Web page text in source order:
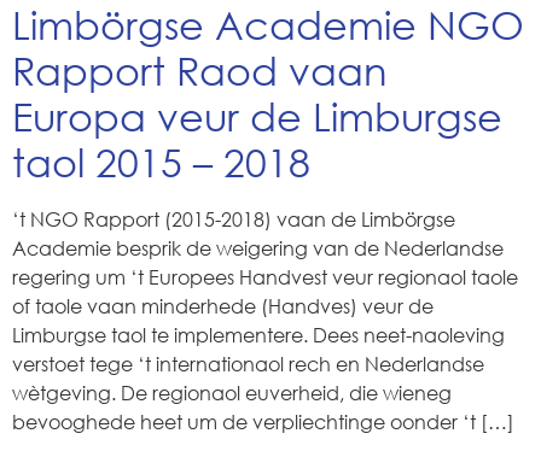
Limbörgse Academie NGO
Rapport Raod vaan
Europa veur de Limburgse
taol 2015 – 2018
‘t NGO Rapport (2015-2018) vaan de Limbörgse
Academie besprik de weigering van de Nederlandse
regering um ‘t Europees Handvest veur regionaol taole
of taole vaan minderhede (Handves) veur de
Limburgse taol te implementere. Dees neet-naoleving
verstoet tege ‘t internationaol rech en Nederlandse
wètgeving. De regionaol euverheid, die wieneg
bevooghede heet um de verpliechtinge oonder ‘t […]